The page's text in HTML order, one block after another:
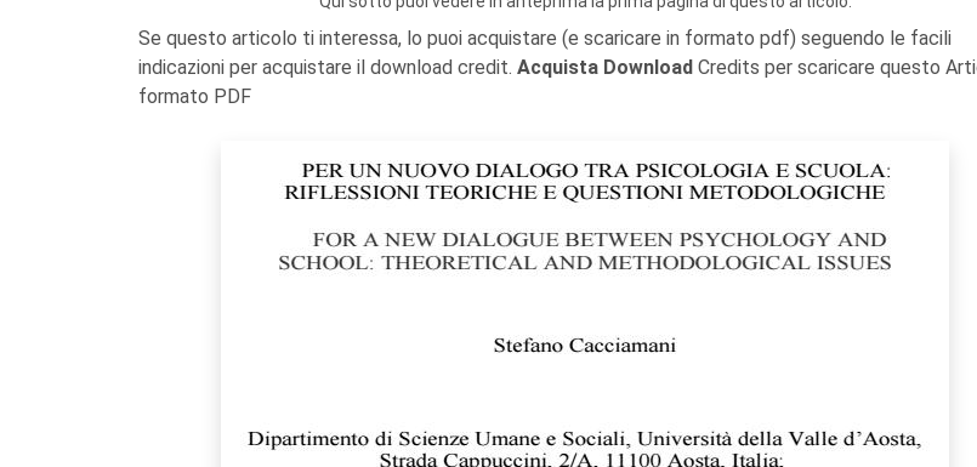
Se questo articolo ti interessa, lo puoi acquistare (e scaricare in formato pdf) seguendo le facili
indicazioni per acquistare il download credit. Acquista Download Credits per scaricare questo
formato PDF